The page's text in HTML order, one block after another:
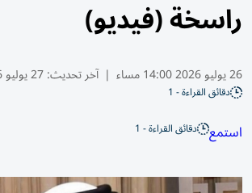
راسخة (فيديو)
26 يوليو 2026 14:00 مساء | آخر تحديث:27 يوليو 02:16 2026
دقائق القراءة - 1
استمع دقائق القراءة - 1